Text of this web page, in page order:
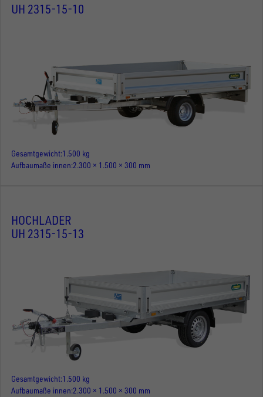
UH 2315-15-10
Gesamtgewicht 1.500 kg
Aufbaumaße innen 2.300 × 1.500 × 300 mm
HOCHLADER
UH 2315-15-13
Gesamtgewicht 1.500 kg
Aufbaumaße innen 2.300 × 1.500 × 300 mm